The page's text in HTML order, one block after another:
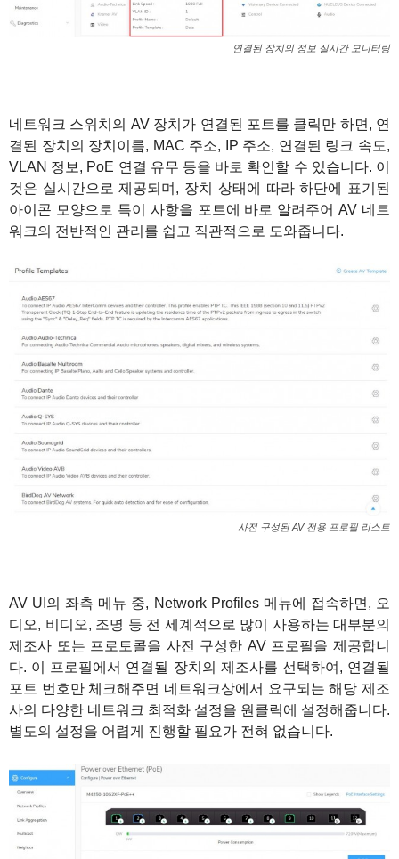
연결된 장치의 정보 실시간 모니터링
네트워크 스위치의 AV 장치가 연결된 포트를 클릭만 하면, 연
결된 장치의 장치이름, MAC 주소, IP 주소, 연결된 링크 속도,
VLAN 정보, PoE 연결 유무 등을 바로 확인할 수 있습니다. 이
것은 실시간으로 제공되며, 장치 상태에 따라 하단에 표기된
아이콘 모양으로 특이 사항을 포트에 바로 알려주어 AV 네트
워크의 전반적인 관리를 쉽고 직관적으로 도와줍니다.
사전 구성된 AV 전용 프로필 리스트
AV UI의 좌측 메뉴 중, Network Profiles 메뉴에 접속하면, 오
디오, 비디오, 조명 등 전 세계적으로 많이 사용하는 대부분의
제조사 또는 프로토콜을 사전 구성한 AV 프로필을 제공합니
다. 이 프로필에서 연결될 장치의 제조사를 선택하여, 연결될
포트 번호만 체크해주면 네트워크상에서 요구되는 해당 제조
사의 다양한 네트워크 최적화 설정을 원클릭에 설정해줍니다.
별도의 설정을 어렵게 진행할 필요가 전혀 없습니다.